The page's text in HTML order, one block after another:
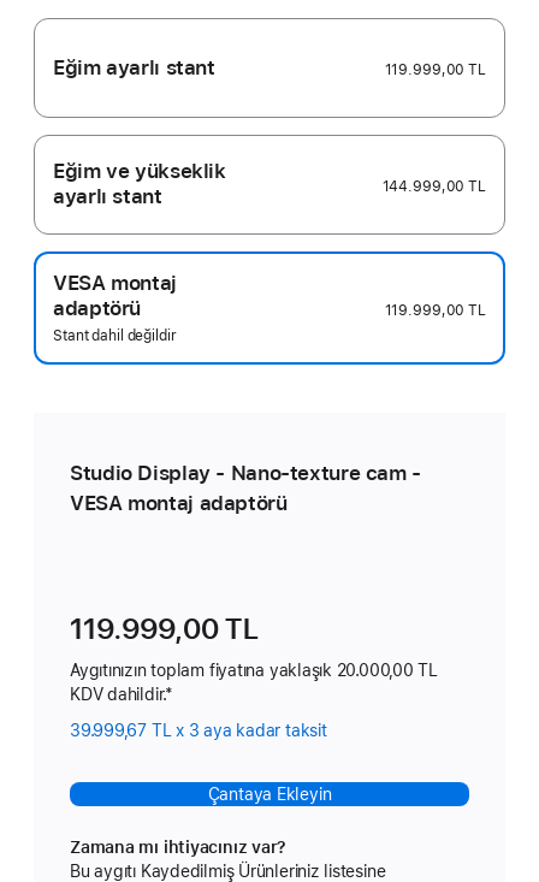
göster
Eğim ayarlı stant
119.999,00 TL
Eğim ve yükseklik
ayarlı stant
144.999,00 TL
VESA montaj
adaptörü
Stant dahil değildir
119.999,00 TL
Studio Display - Nano-texture cam -
VESA montaj adaptörü
119.999,00 TL
Aygıtınızın toplam fiyatına yaklaşık 20.000,00 TL
KDV dahildir.*
39.999,67 TL x 3 aya kadar taksit
Çantaya Ekleyin
Zamana mı ihtiyacınız var?
Bu aygıtı Kaydedilmiş Ürünleriniz listesine